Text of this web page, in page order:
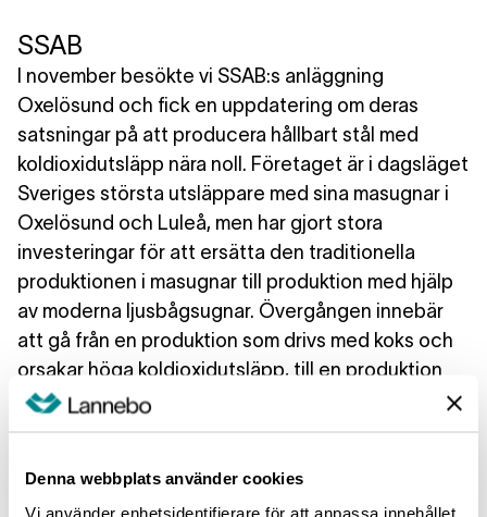
Denna webbplats använder cookies
Vi använder enhetsidentifierare för att anpassa innehållet
SSAB
I november besökte vi SSAB:s anläggning
Oxelösund och fick en uppdatering om deras
satsningar på att producera hållbart stål med
koldioxidutsläpp nära noll. Företaget är i dagsläget
Sveriges största utsläppare med sina masugnar i
Oxelösund och Luleå, men har gjort stora
investeringar för att ersätta den traditionella
produktionen i masugnar till produktion med hjälp
av moderna ljusbågsugnar. Övergången innebär
att gå från en produktion som drivs med koks och
orsakar höga koldioxidutsläpp, till en produktion
som drivs av stora mängder el. Inne på
fabriksområdet fick vi se hur byggnaden börjar ta
grunden till där ljusbågsugnen ska stå. Målet är att